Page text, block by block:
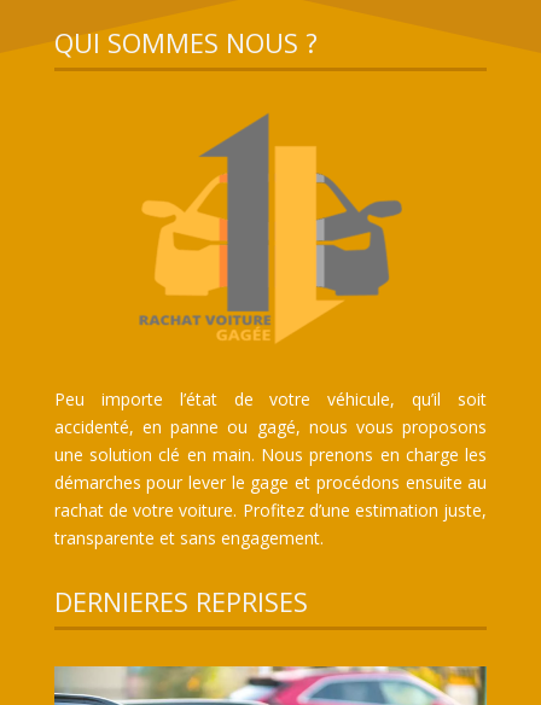
QUI SOMMES NOUS ?
Peu importe l’état de votre véhicule, qu’il soit
accidenté, en panne ou gagé, nous vous proposons
une solution clé en main. Nous prenons en charge les
démarches pour lever le gage et procédons ensuite au
rachat de votre voiture. Profitez d’une estimation juste,
transparente et sans engagement.
DERNIERES REPRISES